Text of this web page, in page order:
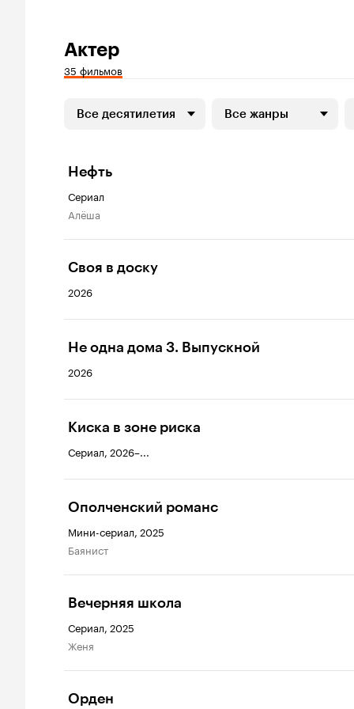
Актер
35 фильмов
Все десятилетия Все жанры
Нефть
Сериал
Алёша
Своя в доску
2026
Не одна дома 3. Выпускной
2026
Киска в зоне риска
Сериал, 2026–...
Ополченский романс
Мини-сериал, 2025
баянист
Вечерняя школа
Сериал, 2025
Женя
Орден